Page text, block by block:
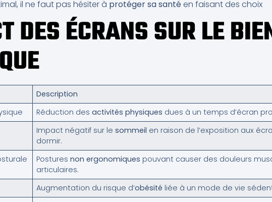
il ne faut pas hésiter à protéger sa santéen faisant des choix
DES ÉCRANS SUR LE
Description
Réduction desactivités physiques dues à un temps d’écran
Impact négatif sur lesommeil en raison de l’exposition aux
dormir.
Posturesnon ergonomiques pouvant causer des douleurs
articulaires.
Augmentation du risque d’obésité liée à un mode de vie